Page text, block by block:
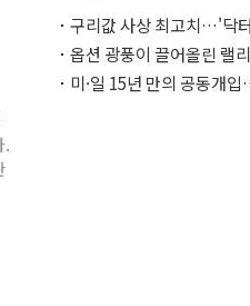
.
구리값 사상 최고치…'닥
하는 경기 신호가 달라졌다
옵션 광풍이 끌어올린 랠
이면에 과열 경고등"
미·일 15년 만의 공동개